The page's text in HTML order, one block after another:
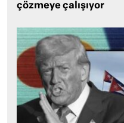
çözmeye çalışıyor